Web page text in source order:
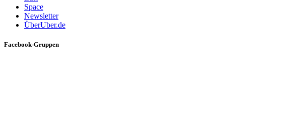
Space
Newsletter
ÜberUber.de
Facebook-Gruppen